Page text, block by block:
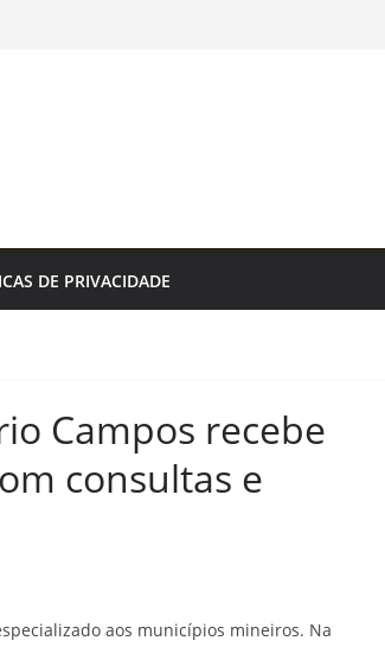
DE PRIVACIDADE
Campos recebe
consultas e
aos municípios mineiros. Na